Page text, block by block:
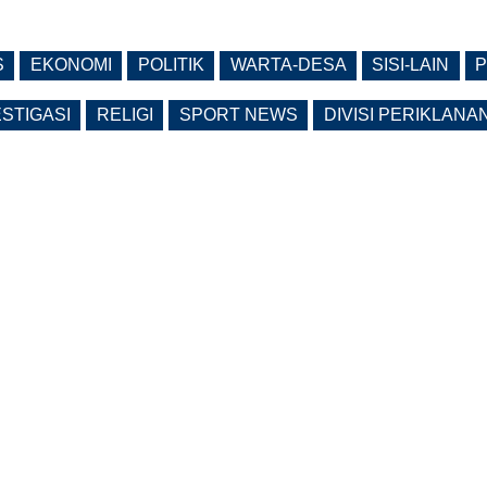
EKONOMI POLITIK WARTA-DESA SISI-LAIN
RELIGI SPORT NEWS DIVISI